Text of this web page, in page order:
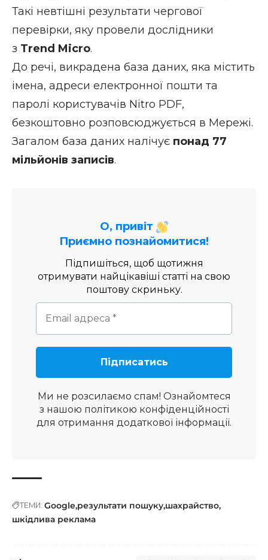
Такі невтішні результати чергової
перевірки, яку провели дослідники
з Trend Micro.
До речі, викрадена база даних, яка містить
імена, адреси електронної пошти та
паролі користувачів Nitro PDF,
безкоштовно розповсюджується в Мережі.
Загалом база даних налічує понад 77
мільйонів записів.
О, привіт
Приємно познайомитися!
Підпишіться, щоб щотижня
отримувати найцікавіші статті на свою
поштову скриньку.
Ми не розсилаємо спам! Ознайомтеся
з нашою політикою конфіденційності
для отримання додаткової інформації.
ТЕМИ: Google результати пошуку шахрайство
шкідлива реклама